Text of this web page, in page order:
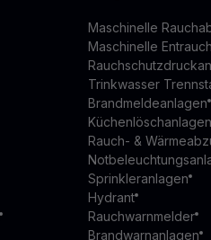
Maschinelle
Maschinelle
Trinkwasser
Brandmeldeanlagen
Küchenlöschanlagen
Rauch- &
Sprinkleranlagen
Hydrant
Rauchwarnmelder
Brandwarnanlagen